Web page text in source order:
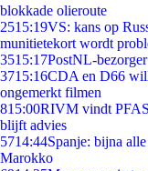
blokkade olieroute
2515:19VS: kans op
munitietekort wordt
3515:17PostNL-
3715:16CDA en D66
ongemerkt filmen
815:00RIVM vindt PFAS
blijft advies
5714:44Spanje: bijna
Marokko